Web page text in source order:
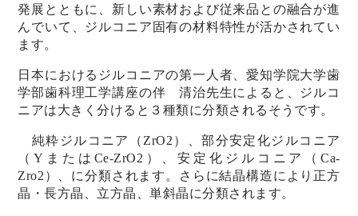
発展とともに、新しい素材および従来品との融合が進
んでいて、ジルコニア固有の材料特性が活かされてい
ます。
日本におけるジルコニアの第一人者、愛知学院大学歯
学部歯科理工学講座の伴 清治先生によると、ジルコ
ニアは大きく分けると３種類に分類されるそうです。
純粋ジルコニア（ZrO2）、部分安定化ジルコニア
（YまたはCe-ZrO2）、安定化ジルコニア（Ca-
Zro2）、に分類されます。さらに結晶構造により正方
晶・長方晶、立方晶、単斜晶に分類されます。